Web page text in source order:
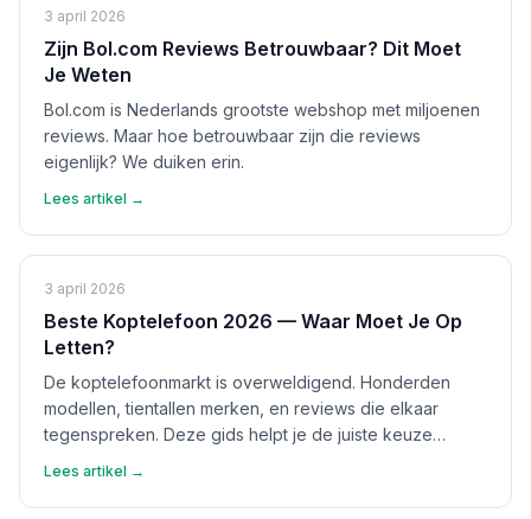
3 april 2026
Zijn Bol.com Reviews Betrouwbaar? Dit Moet
Je Weten
Bol.com is Nederlands grootste webshop met miljoenen
reviews. Maar hoe betrouwbaar zijn die reviews
eigenlijk? We duiken erin.
Lees artikel →
3 april 2026
Beste Koptelefoon 2026 — Waar Moet Je Op
Letten?
De koptelefoonmarkt is overweldigend. Honderden
modellen, tientallen merken, en reviews die elkaar
tegenspreken. Deze gids helpt je de juiste keuze
Lees artikel →